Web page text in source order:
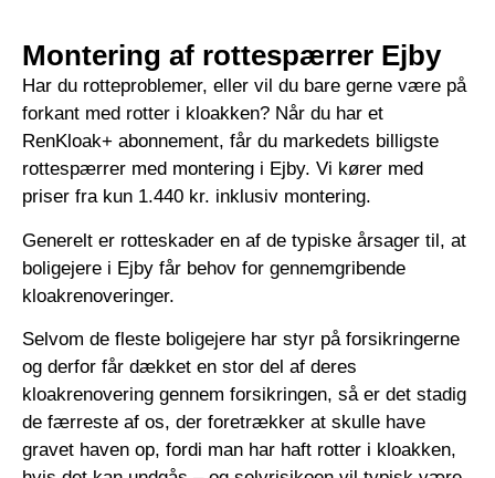
Montering af rottespærrer Ejby
Har du rotteproblemer, eller vil du bare gerne være på
forkant med rotter i kloakken? Når du har et
RenKloak+ abonnement, får du markedets billigste
rottespærrer med montering i Ejby. Vi kører med
priser fra kun 1.440 kr. inklusiv montering.
Generelt er rotteskader en af de typiske årsager til, at
boligejere i Ejby får behov for gennemgribende
kloakrenoveringer.
Selvom de fleste boligejere har styr på forsikringerne
og derfor får dækket en stor del af deres
kloakrenovering gennem forsikringen, så er det stadig
de færreste af os, der foretrækker at skulle have
gravet haven op, fordi man har haft rotter i kloakken,